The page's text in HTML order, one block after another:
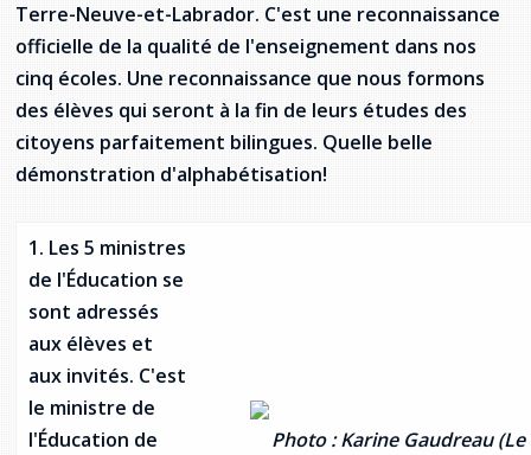
Pamela Tucker
Anastasia Knudsen
Brian Kizner
Marc-Alexandre Mestres
Stacy Smith
Nancy Dillon
Joseph Kayumba
Terre-Neuve-et-Labrador. C'est une reconnaissance
officielle de la qualité de l'enseignement dans nos
cinq écoles. Une reconnaissance que nous formons
des élèves qui seront à la fin de leurs études des
citoyens parfaitement bilingues. Quelle belle
démonstration d'alphabétisation!
1. Les 5 ministres
de l'Éducation se
sont adressés
aux élèves et
aux invités. C'est
le ministre de
l'Éducation de
Photo : Karine Gaudreau (Le